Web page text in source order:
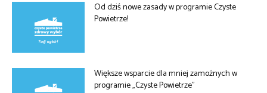
Od dziś nowe zasady w programie Czyste
Powietrze!
Większe wsparcie dla mniej zamożnych w
programie „Czyste Powietrze”